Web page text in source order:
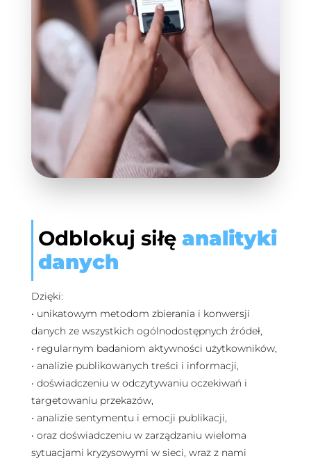
Odblokuj siłę analityki
danych
Dzięki:
• unikatowym metodom zbierania i konwersji
danych ze wszystkich ogólnodostępnych źródeł,
• regularnym badaniom aktywności użytkowników,
• analizie publikowanych treści i informacji,
• doświadczeniu w odczytywaniu oczekiwań i
targetowaniu przekazów,
• analizie sentymentu i emocji publikacji,
• oraz doświadczeniu w zarządzaniu wieloma
sytuacjami kryzysowymi w sieci, wraz z nami